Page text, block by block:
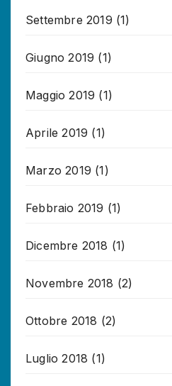
Settembre 2019 (1)
Giugno 2019 (1)
Maggio 2019 (1)
Aprile 2019 (1)
Marzo 2019 (1)
Febbraio 2019 (1)
Dicembre 2018 (1)
Novembre 2018 (2)
Ottobre 2018 (2)
Luglio 2018 (1)